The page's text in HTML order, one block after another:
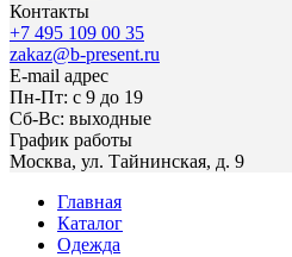
Контакты
+7 495 109 00 35
zakaz@b-present.ru
E-mail адрес
Пн-Пт: с 9 до 19
Сб-Вс: выходные
График работы
Москва, ул. Тайнинская, д. 9
Главная
Каталог
Одежда